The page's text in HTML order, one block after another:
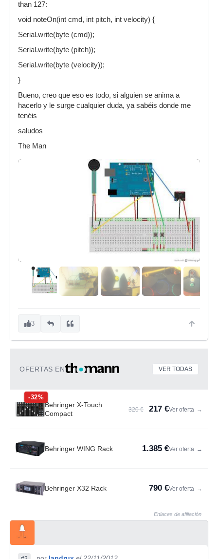
than 127:
void noteOn(int cmd, int pitch, int velocity) {
Serial.write(byte (cmd));
Serial.write(byte (pitch));
Serial.write(byte (velocity));
}
Bueno, creo que eso es todo, si alguien se anima a
hacerlo y le surge cualquier duda, ya sabéis donde me
tenéis
saludos
The Man
3
OFERTAS EN VER TODAS
-32%
Behringer X-Touch
Compact
320 € 217 €Ver oferta →
Behringer WING Rack 1.385 €Ver oferta →
Behringer X32 Rack 790 €Ver oferta →
Enlaces de afiliación